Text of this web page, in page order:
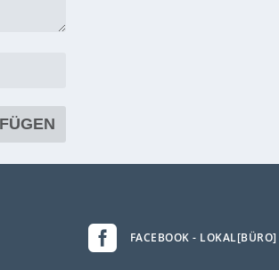
 FACEBOOK - LOKAL[BÜRO]